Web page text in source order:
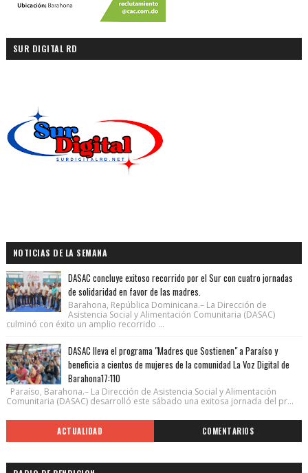
SUR DIGITAL RD
NOTICIAS DE LA SEMANA
DASAC concluye exitoso recorrido por el Sur con cuatro jornadas
de solidaridad en favor de las madres.
Barahona, República Dominicana.– La Dirección de
Asistencia Social y Alimentación Comunitaria (DASAC)
culminó con éxito un amplio recorrido ...
DASAC lleva el programa "Madres que Sostienen" a Paraíso y
beneficia a cientos de mujeres de la comunidad La Voz Digital de
Barahona17:110
Paraíso, Barahona.– La Dirección de Asistencia Social y Alimentación
Comunitaria (DASAC) desarrolló este sábado una exitosa jornada del pr...
ACTUALIDAD COMENTARIOS